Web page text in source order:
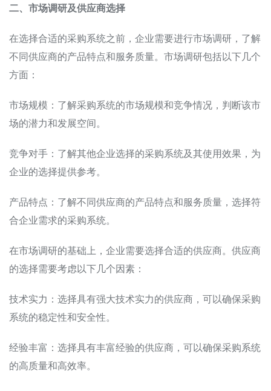
二、市场调研及供应商选择
在选择合适的采购系统之前，企业需要进行市场调研，了解
不同供应商的产品特点和服务质量。市场调研包括以下几个
方面：
市场规模：了解采购系统的市场规模和竞争情况，判断该市
场的潜力和发展空间。
竞争对手：了解其他企业选择的采购系统及其使用效果，为
企业的选择提供参考。
产品特点：了解不同供应商的产品特点和服务质量，选择符
合企业需求的采购系统。
在市场调研的基础上，企业需要选择合适的供应商。供应商
的选择需要考虑以下几个因素：
技术实力：选择具有强大技术实力的供应商，可以确保采购
系统的稳定性和安全性。
经验丰富：选择具有丰富经验的供应商，可以确保采购系统
的高质量和高效率。